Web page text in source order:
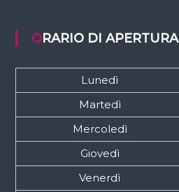
ORARIO DI APERTURA
Lunedì
Martedì
Mercoledì
Giovedì
Venerdì